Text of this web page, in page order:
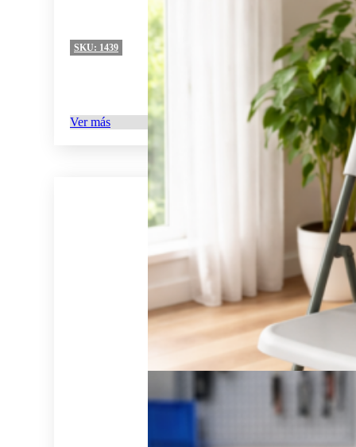
SKU: 1439
Ver más